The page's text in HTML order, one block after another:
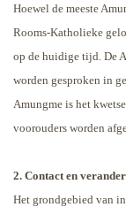
Hoewel de meeste
Rooms-Katholieke
op de huidige tijd. De
worden gesproken in
Amungme is het
voorouders worden
2. Contact en
Het grondgebied van